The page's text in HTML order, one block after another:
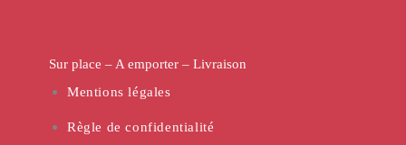
Sur place – A emporter – Livraison
Mentions légales
Règle de confidentialité